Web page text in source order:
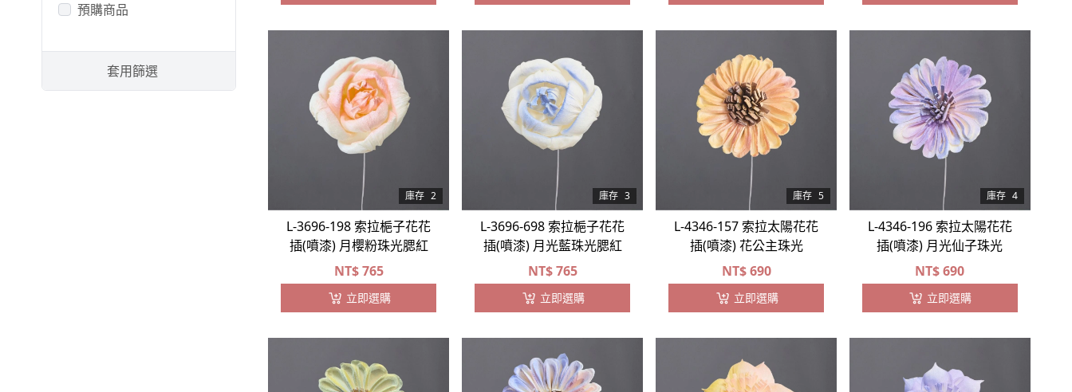
- 臨花
- 麥仙翁
預購商品
套用篩選
庫存 2
L-3696-198 索拉梔子花花
插(噴漆) 月櫻粉珠光腮紅
NT$765
立即選購
庫存 3
L-3696-698 索拉梔子花花
插(噴漆) 月光藍珠光腮紅
NT$765
立即選購
庫存 5
L-4346-157 索拉太陽花花
插(噴漆) 花公主珠光
NT$690
立即選購
庫存 4
L-4346-196 索拉太陽花花
插(噴漆) 月光仙子珠光
NT$690
立即選購